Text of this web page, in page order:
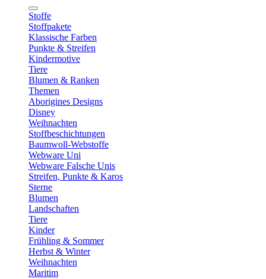
Stoffe
Stoffpakete
Klassische Farben
Punkte & Streifen
Kindermotive
Tiere
Blumen & Ranken
Themen
Aborigines Designs
Disney
Weihnachten
Stoffbeschichtungen
Baumwoll-Webstoffe
Webware Uni
Webware Falsche Unis
Streifen, Punkte & Karos
Sterne
Blumen
Landschaften
Tiere
Kinder
Frühling & Sommer
Herbst & Winter
Weihnachten
Maritim